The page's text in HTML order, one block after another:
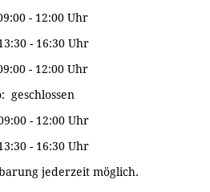
- 12:00 Uhr
- 16:30 Uhr
- 12:00 Uhr
geschlossen
- 12:00 Uhr
- 16:30 Uhr
jederzeit möglich.